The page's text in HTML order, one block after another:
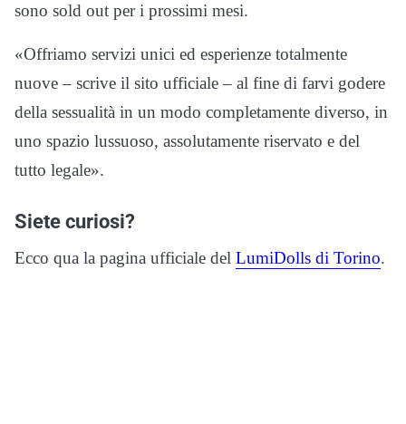
sono sold out per i prossimi mesi.
«Offriamo servizi unici ed esperienze totalmente
nuove – scrive il sito ufficiale – al fine di farvi godere
della sessualità in un modo completamente diverso, in
uno spazio lussuoso, assolutamente riservato e del
tutto legale».
Siete curiosi?
Ecco qua la pagina ufficiale del LumiDolls di Torino.